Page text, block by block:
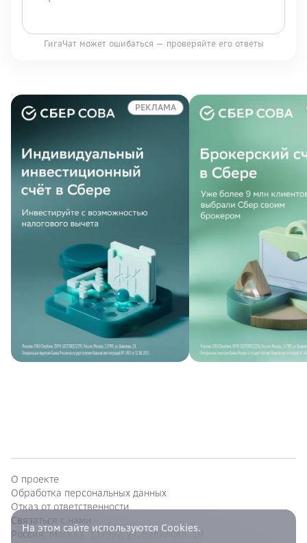
ГигаЧат может ошибаться — проверяйте его ответы
РЕКЛАМА
О проекте
Обработка персональных данных
Отказ от ответственности
Связаться с нами
Россия, Москва, 117997, ул. Вавилова, 19
На этом сайте используются Cookies.